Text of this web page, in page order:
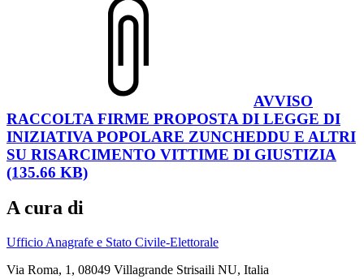
AVVISO
RACCOLTA FIRME PROPOSTA DI LEGGE DI
INIZIATIVA POPOLARE ZUNCHEDDU E ALTRI
SU RISARCIMENTO VITTIME DI GIUSTIZIA
(135.66 KB)
A cura di
Ufficio Anagrafe e Stato Civile-Elettorale
Via Roma, 1, 08049 Villagrande Strisaili NU, Italia